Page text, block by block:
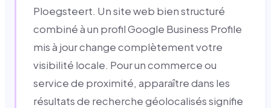
Ploegsteert. Un site web bien structuré
combiné à un profil Google Business Profile
mis à jour change complètement votre
visibilité locale. Pour un commerce ou
service de proximité, apparaître dans les
résultats de recherche géolocalisés signifie